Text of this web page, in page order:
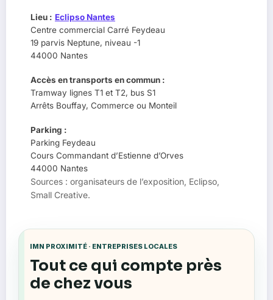
Lieu : Eclipso Nantes
Centre commercial Carré Feydeau
19 parvis Neptune, niveau -1
44000 Nantes
Accès en transports en commun :
Tramway lignes T1 et T2, bus S1
Arrêts Bouffay, Commerce ou Monteil
Parking :
Parking Feydeau
Cours Commandant d’Estienne d’Orves
44000 Nantes
Sources : organisateurs de l’exposition, Eclipso,
Small Creative.
IMN PROXIMITÉ · ENTREPRISES LOCALES
Tout ce qui compte près
de chez vous